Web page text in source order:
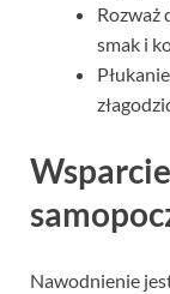
Rozważ
smak i
Nawodnienie